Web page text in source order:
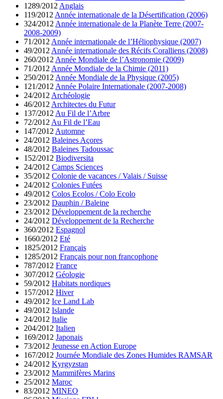
1289/2012 Anglais
119/2012 Année internationale de la Désertification (2006)
324/2012 Année internationale de la Planète Terre (2007-
2008-2009)
71/2012 Année internationale de l’Héliophysique (2007)
49/2012 Année internationale des Récifs Coralliens (2008)
260/2012 Année Mondiale de l’Astronomie (2009)
71/2012 Année Mondiale de la Chimie (2011)
250/2012 Année Mondiale de la Physique (2005)
121/2012 Année Polaire Internationale (2007-2008)
24/2012 Archéologie
46/2012 Architectes du Futur
137/2012 Au Fil de l’Arbre
72/2012 Au Fil de l’Eau
147/2012 Automne
24/2012 Baleines Açores
48/2012 Baleines Tadoussac
152/2012 Biodiversita
24/2012 Camps Sciences
35/2012 Colonie de vacances / Valais / Suisse
24/2012 Colonies Futées
49/2012 Colos Ecolos / Colo Ecolo
23/2012 Dauphin / Baleine
23/2012 Développement de la recherche
24/2012 Développement de la Recherche
360/2012 Espagnol
1660/2012 Eté
1825/2012 Français
1285/2012 Français pour non francophone
787/2012 France
307/2012 Géologie
59/2012 Habitats nordiques
157/2012 Hiver
49/2012 Ice Land Lab
49/2012 Islande
24/2012 Italie
204/2012 Italien
169/2012 Japonais
73/2012 Jeunesse en Action Europe
167/2012 Journée Mondiale des Zones Humides RAMSAR
24/2012 Kyrgyzstan
23/2012 Mammifères Marins
25/2012 Maroc
83/2012 MINEO